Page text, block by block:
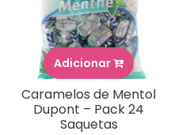
Adicionar
Caramelos de Mentol
Dupont – Pack 24
Saquetas